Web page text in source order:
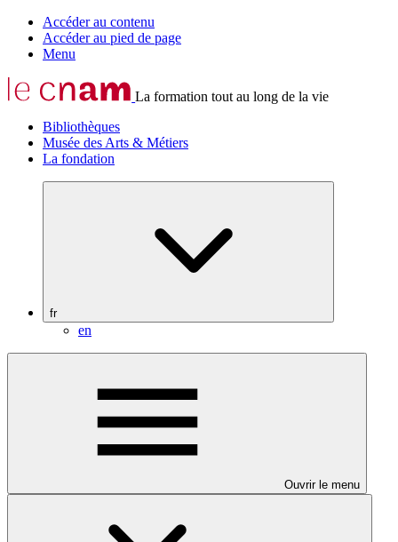
Accéder au contenu
Accéder au pied de page
Menu
La formation tout au long de la vie
Bibliothèques
Musée des Arts & Métiers
La fondation
fr
en
Ouvrir le menu